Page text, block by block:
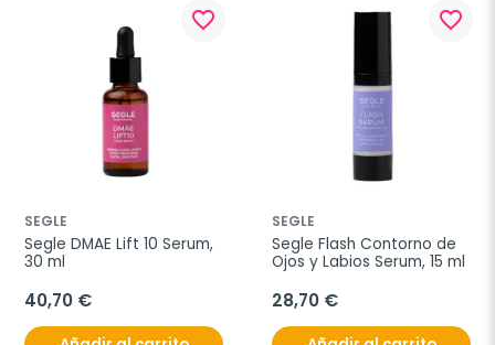
favorite_border
SEGLE
Segle DMAE Lift 10 Serum,
30 ml
40,70 €
favorite_border
SEGLE
Segle Flash Contorno de
Ojos y Labios Serum, 15 ml
28,70 €